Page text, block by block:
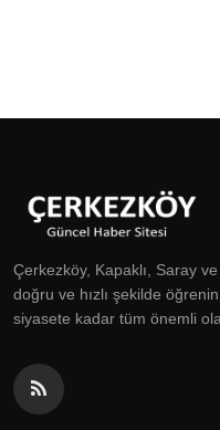
Çerkezköy, Kapaklı, Saray
doğru ve hızlı şekilde
siyasete kadar tüm önemli